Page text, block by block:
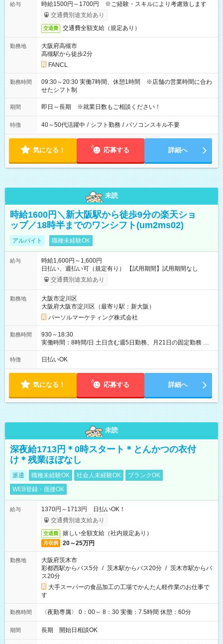
給与
時給1500円～1700円 ※ご経験・スキルにより考慮致します
交通費別途支給あり
交通費 交通費全額支給（規定あり）
勤務地
大阪府高槻市
高槻駅から徒歩2分
FANCL
勤務時間
09:30～20:30 実働7時間、休憩1時間 ※店舗の営業時間に合わ
せたシフト制
期間 即日～長期 ※就業日数もご相談ください！
特徴 40～50代活躍中 / シフト勤務 / パソコンスキル不要
気になる！ 応募する 詳細へ
未読
時給1600円＼新大阪駅から徒歩9分の楽天ショ
ップ／18時半までのワンシフト(um2ms02)
アルバイト 職種未経験OK
給与
時給1,600円～1,600円
日払い、週払い可（規定有り） 【試用期間】試用期間なし
交通費別途支給あり
勤務地
大阪市淀川区
大阪府大阪市淀川区（最寄り駅：新大阪）
パーソルマーケティング株式会社
勤務時間
930～18:30
実働時間：8時間/日 土日含む週5日勤務、月21日の固定勤務 ※
実働8h/休憩1h勤務、残業ほぼ無し（5h/月）
特徴 日払いOK
気になる！ 応募する 詳細へ
未読
深夜給1713円＊0時スタート＊とんかつの衣付
け＊残業ほぼなし
派遣 職種未経験OK 社会人未経験OK
ブランクOK
WEB登録・面接OK
給与
1370円～1713円 日払いOK！
交通費別途支給あり
交通費 嬉しい全額支給（社内規定あり）
月収例 20～25万円
勤務地
大阪府茨木市
彩都西駅からバス5分 / 茨木駅からバス20分 / 茨木市駅からバ
ス20分
大手スーパーの食品加工の工場でかんたん軽作業のお仕事で
す
勤務時間 〈夜勤専属〉 0：00～ 8：30 実働：7.5時間 休憩：60分
期間 長期 開始日相談OK